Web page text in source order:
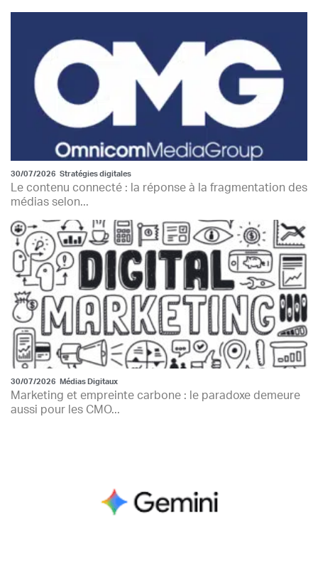
30/07/2026 Stratégies digitales
Le contenu connecté : la réponse à la fragmentation des
médias selon...
30/07/2026 Médias Digitaux
Marketing et empreinte carbone : le paradoxe demeure
aussi pour les CMO...